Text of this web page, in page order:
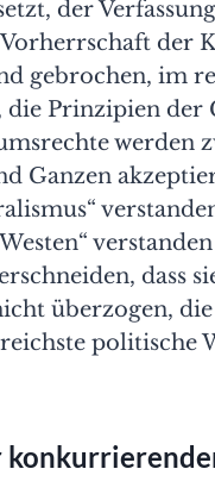
der
der
gebrochen, im
die Prinzipien
werden
Ganzen
dass
überzogen,
politische